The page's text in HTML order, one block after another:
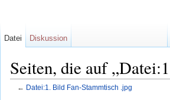
Seiten, die auf
← Datei:1. Bild Fan-Stammtisch .jpg
Datei Diskussion